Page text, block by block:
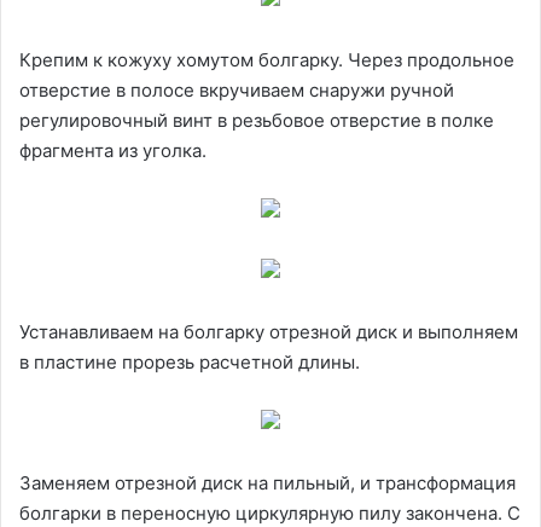
Крепим к кожуху хомутом болгарку. Через продольное
отверстие в полосе вкручиваем снаружи ручной
регулировочный винт в резьбовое отверстие в полке
фрагмента из уголка.
Устанавливаем на болгарку отрезной диск и выполняем
в пластине прорезь расчетной длины.
Заменяем отрезной диск на пильный, и трансформация
болгарки в переносную циркулярную пилу закончена. С